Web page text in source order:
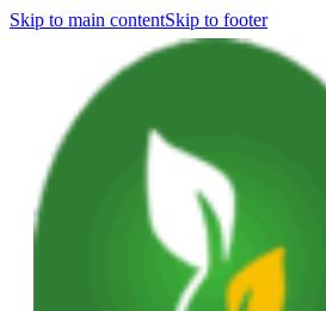
Skip to main contentSkip to footer